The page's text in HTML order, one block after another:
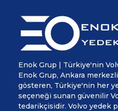
Enok Grup | Türkiye'nin
Enok Grup, Ankara
gösteren, Türkiye'nin her
seçeneği sunan güvenilir
tedarikçisidir. Volvo yedek